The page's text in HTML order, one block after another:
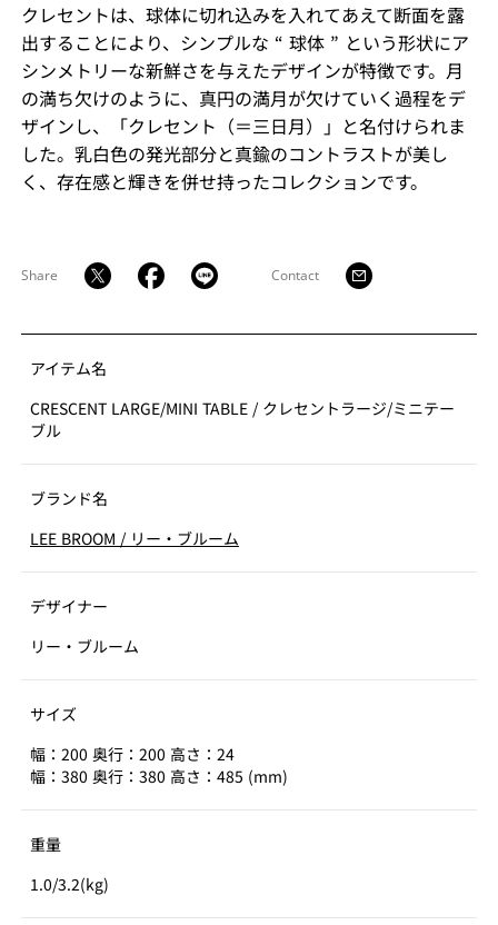
クレセントは、球体に切れ込みを入れてあえて断面を露
出することにより、シンプルな “ 球体 ” という形状にア
シンメトリーな新鮮さを与えたデザインが特徴です。月
の満ち欠けのように、真円の満月が欠けていく過程をデ
ザインし、「クレセント（＝三日月）」と名付けられま
した。乳白色の発光部分と真鍮のコントラストが美し
く、存在感と輝きを併せ持ったコレクションです。
Share Contact
アイテム名
CRESCENT LARGE/MINI TABLE / クレセントラージ/ミニテー
ブル
ブランド名
LEE BROOM / リー・ブルーム
デザイナー
リー・ブルーム
サイズ
幅：200 奥行：200 高さ：24
幅：380 奥行：380 高さ：485 (mm)
重量
1.0/3.2(kg)